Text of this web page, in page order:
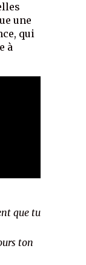
une
qui
à
que tu
ton